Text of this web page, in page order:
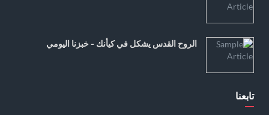
الروح القدس يشكل في كيأنك - خبزنا اليومي
تابعنا